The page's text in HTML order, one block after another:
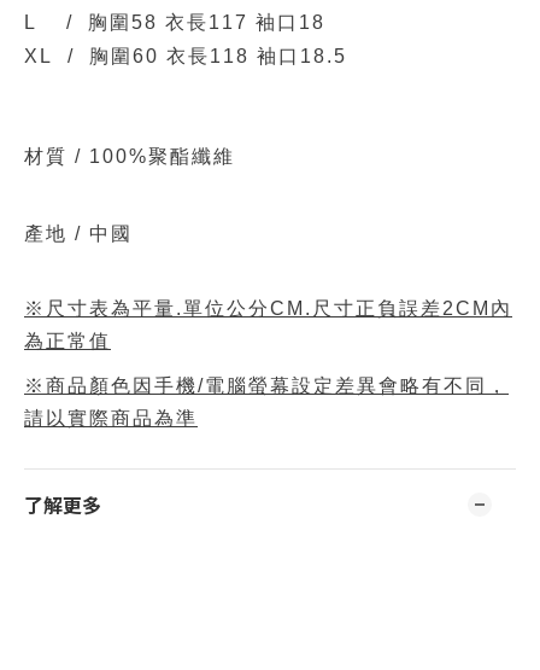
L / 胸圍58 衣長117 袖口18
XL / 胸圍60 衣長118 袖口18.5
材質 / 100%聚酯纖維
產地 / 中國
※尺寸表為平量.單位公分CM.尺寸正負誤差2CM內
為正常值
※商品顏色因手機/電腦螢幕設定差異會略有不同，
請以實際商品為準
了解更多